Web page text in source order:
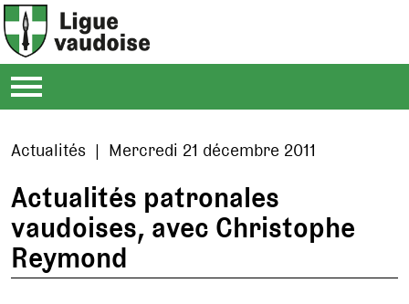
Actualités | Mercredi 21 décembre 2011
Actualités patronales
vaudoises, avec Christophe
Reymond